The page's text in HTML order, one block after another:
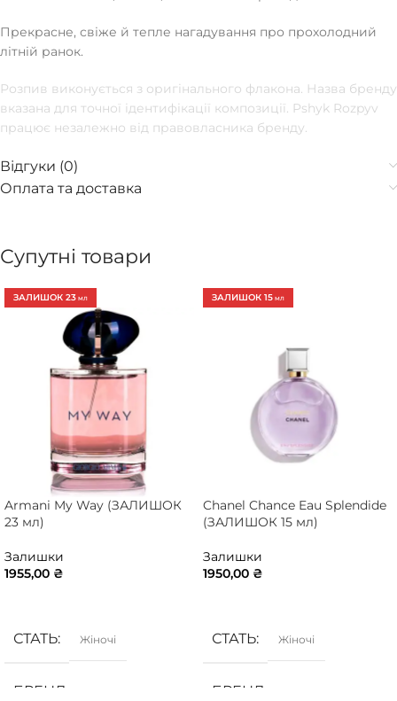
Прекрасне, свіже й тепле нагадування про прохолодний
літній ранок.
Розпив виконується з оригінального флакона. Назва бренду
вказана для точної ідентифікації композиції. Pshyk Rozpyv
працює незалежно від правовласника бренду.
Відгуки (0)
Оплата та доставка
Супутні товари
ЗАЛИШОК 23 МЛ
Armani My Way (ЗАЛИШОК
23 мл)
Залишки
1955,00 ₴
СТАТЬ Жіночі
БРЕНД
ЗАЛИШОК 15 МЛ
Chanel Chance Eau Splendide
(ЗАЛИШОК 15 мл)
Залишки
1950,00 ₴
СТАТЬ Жіночі
БРЕНД